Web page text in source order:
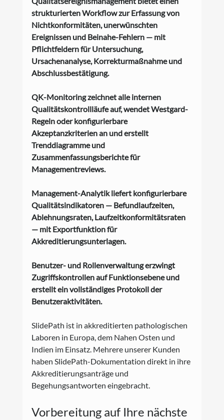
strukturierten Workflow zur Erfassung von
Nichtkonformitäten, unerwünschten
Ereignissen und Beinahe-Fehlern — mit
Pflichtfeldern für Untersuchung,
Ursachenanalyse, Korrekturmaßnahme und
Abschlussbestätigung.
QK-Monitoring zeichnet alle internen
Qualitätskontrollläufe auf, wendet Westgard-
Regeln oder konfigurierbare
Akzeptanzkriterien an und erstellt
Trenddiagramme und
Zusammenfassungsberichte für
Managementreviews.
Management-Analytik liefert konfigurierbare
Qualitätsindikatoren — Befundlaufzeiten,
Ablehnungsraten, Laufzeitkonformitätsraten
— mit Exportfunktion für
Akkreditierungsunterlagen.
Benutzer- und Rollenverwaltung erzwingt
Zugriffskontrollen auf Funktionsebene und
erstellt ein vollständiges Protokoll der
Benutzeraktivitäten.
SlidePath ist in akkreditierten pathologischen
Laboren in Europa, dem Nahen Osten und
Indien im Einsatz. Mehrere unserer Kunden
haben SlidePath-Dokumentation direkt in ihre
Akkreditierungsanträge und
Begehungsantworten eingebracht.
Vorbereitung auf Ihre nächste